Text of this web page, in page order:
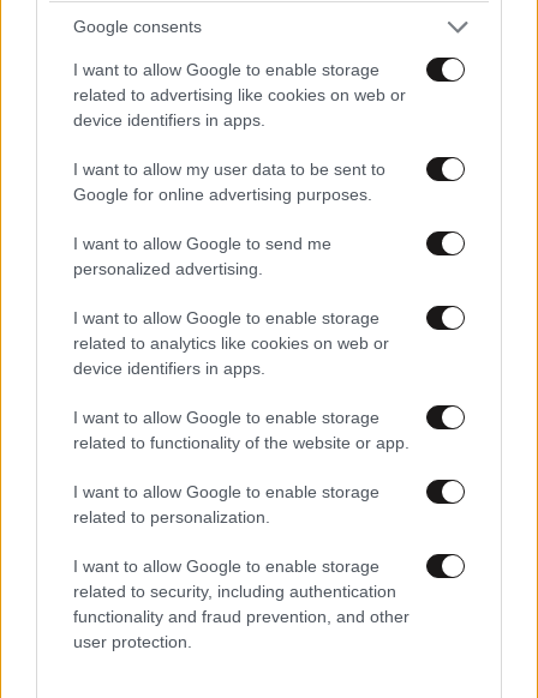
Google consents
I want to allow Google to enable storage
related to advertising like cookies on web or
device identifiers in apps.
I want to allow my user data to be sent to
Google for online advertising purposes.
I want to allow Google to send me
personalized advertising.
I want to allow Google to enable storage
related to analytics like cookies on web or
device identifiers in apps.
I want to allow Google to enable storage
related to functionality of the website or app.
I want to allow Google to enable storage
related to personalization.
I want to allow Google to enable storage
related to security, including authentication
functionality and fraud prevention, and other
user protection.
πιες 26·11·2020 08:32
σε λιγο ουισκακι με τον κουλη
Απαντήστε